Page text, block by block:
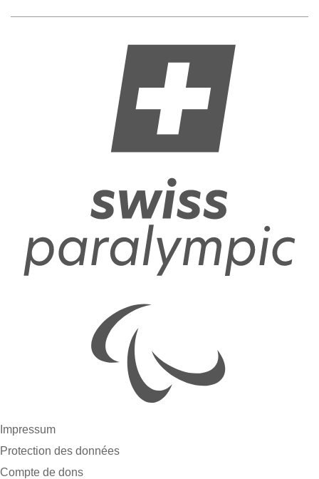
Impressum
Protection des données
Compte de dons